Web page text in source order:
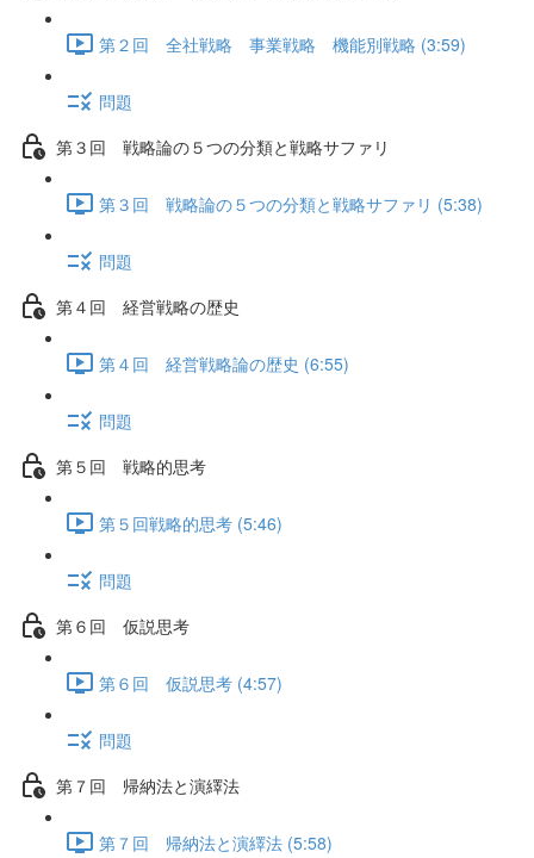
第２回 全社戦略 事業戦略 機能別戦略 (3:59)
問題
第３回 戦略論の５つの分類と戦略サファリ
第３回 戦略論の５つの分類と戦略サファリ (5:38)
問題
第４回 経営戦略の歴史
第４回 経営戦略論の歴史 (6:55)
問題
第５回 戦略的思考
第５回戦略的思考 (5:46)
問題
第６回 仮説思考
第６回 仮説思考 (4:57)
問題
第７回 帰納法と演繹法
第７回 帰納法と演繹法 (5:58)